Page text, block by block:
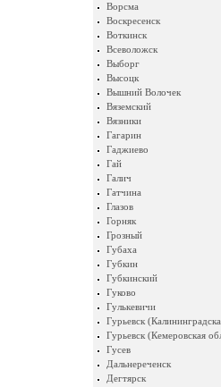
Ворсма
Воскресенск
Воткинск
Всеволожск
Выборг
Высоцк
Вышний Волочек
Вяземский
Вязники
Гагарин
Гаджиево
Гай
Галич
Гатчина
Глазов
Горняк
Грозный
Губаха
Губкин
Губкинский
Гуково
Гулькевичи
Гурьевск
Гурьевск (Кемеровская
Гусев
Дальнереченск
Дегтярск